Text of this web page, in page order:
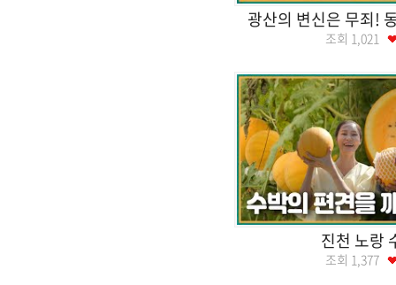
광산의 변신은 무죄!
조회 1,021
진천 노랑
조회 1,377